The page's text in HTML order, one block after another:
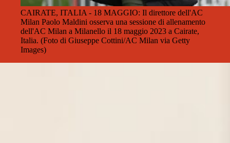
CAIRATE, ITALIA - 18 MAGGIO: Il direttore dell'AC
Milan Paolo Maldini osserva una sessione di allenamento
dell'AC Milan a Milanello il 18 maggio 2023 a Cairate,
Italia. (Foto di Giuseppe Cottini/AC Milan via Getty
Images)